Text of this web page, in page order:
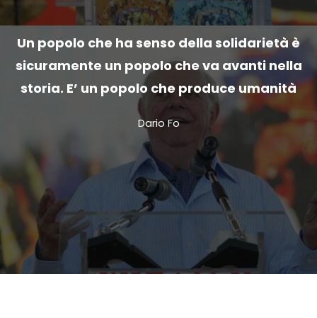
Un popolo che ha senso della solidarietà è
sicuramente un popolo che va avanti nella
storia. E’ un popolo che produce umanità
Dario Fo